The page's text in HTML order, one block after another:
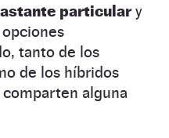
particulary
tanto de los
de los híbridos
alguna